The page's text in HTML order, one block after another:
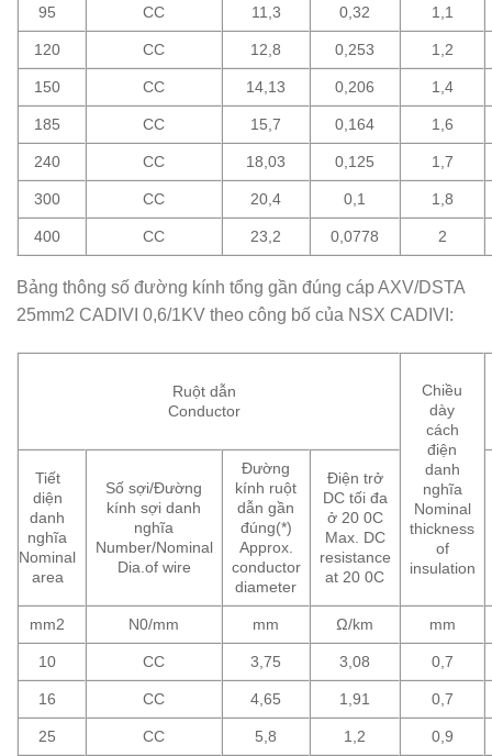
95 CC 11,3 0,32 1,1
120 CC 12,8 0,253 1,2
150 CC 14,13 0,206 1,4
185 CC 15,7 0,164 1,6
240 CC 18,03 0,125 1,7
300 CC 20,4 0,1 1,8
400 CC 23,2 0,0778 2
Bảng thông số đường kính tổng gần đúng cáp AXV/DSTA
25mm2 CADIVI 0,6/1KV theo công bố của NSX CADIVI:
Ruột dẫn
Conductor
Chiều
dày
cách
điện
danh
nghĩa
Nominal
thickness
of
insulation
Tiết
diện
danh
nghĩa
Nominal
area
Số sợi/Đường
kính sợi danh
nghĩa
Number/Nominal
Dia.of wire
Đường
kính ruột
dẫn gần
đúng(*)
Approx.
conductor
diameter
Điện trở
DC tối đa
ở 20 0C
Max. DC
resistance
at 20 0C
mm2 N0/mm mm Ω/km mm
10 CC 3,75 3,08 0,7
16 CC 4,65 1,91 0,7
25 CC 5,8 1,2 0,9